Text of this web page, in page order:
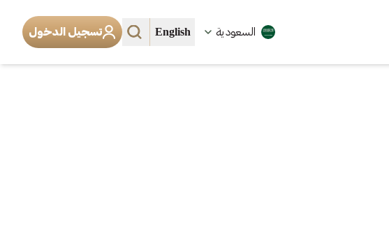
السعودية English تسجيل الدخول